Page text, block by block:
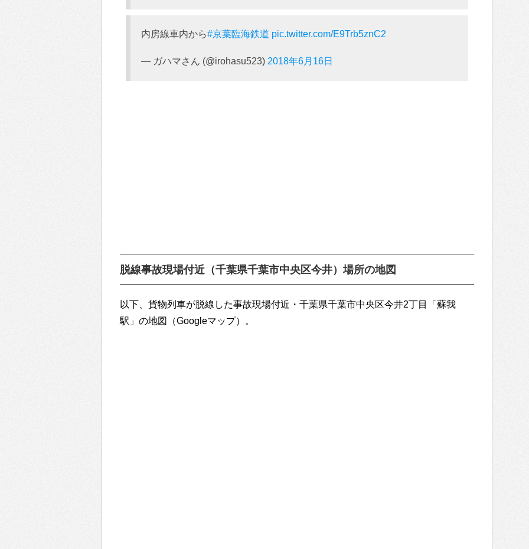
内房線車内から#京葉臨海鉄道 pic.twitter.com/E9Trb5znC2
— ガハマさん (@irohasu523) 2018年6月16日
脱線事故現場付近（千葉県千葉市中央区今井）場所の地図
以下、貨物列車が脱線した事故現場付近・千葉県千葉市中央区今井2丁目「蘇我
駅」の地図（Googleマップ）。